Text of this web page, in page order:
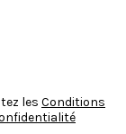
les Conditions